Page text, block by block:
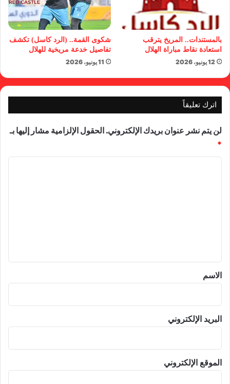
بالمستندات.. المريخ يترقب
استعادة نقاط مباراة الهلال
12 يونيو، 2026
شكوى القمة.. (الرد كاسل) تكشف
تفاصيل خدعة مريخية للهلال
11 يونيو، 2026
اترك تعليقاً
لن يتم نشر عنوان بريدك الإلكتروني. الحقول الإلزامية مشار إليها بـ
*
*
الاسم
البريد الإلكتروني
الموقع الإلكتروني